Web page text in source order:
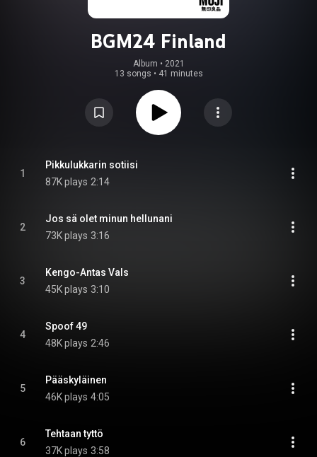
BGM24 Finland
Album • 2021
13 songs • 41 minutes
1
Pikkulukkarin sotiisi
87K plays 2:14
2
Jos sä olet minun hellunani
73K plays 3:16
3
Kengo-Antas Vals
45K plays 3:10
4
Spoof 49
48K plays 2:46
5
Pääskyläinen
46K plays 4:05
6
Tehtaan tyttö
37K plays 3:58